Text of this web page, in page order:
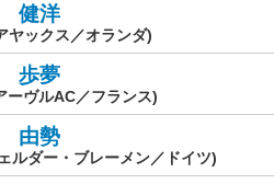
健洋
ヤックス／オランダ)
歩夢
ーヴルAC／フランス)
由勢
ルダー・ブレーメン／ドイツ)